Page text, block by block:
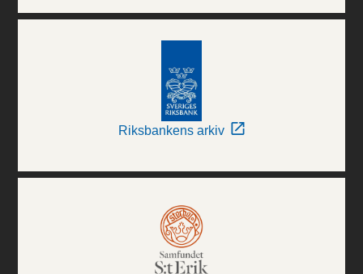
Riksbankens arkiv